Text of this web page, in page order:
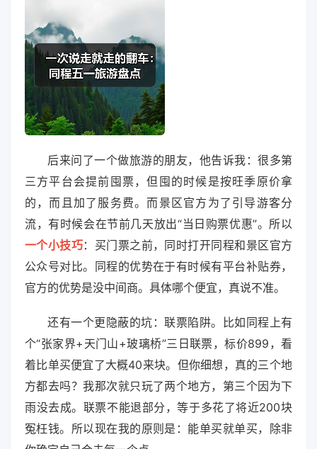
后来问了一个做旅游的朋友，他告诉我：很多第
三方平台会提前囤票，但囤的时候是按旺季原价拿
的，而且加了服务费。而景区官方为了引导游客分
流，有时候会在节前几天放出“当日购票优惠”。所以
一个小技巧：买门票之前，同时打开同程和景区官方
公众号对比。同程的优势在于有时候有平台补贴券，
官方的优势是没中间商。具体哪个便宜，真说不准。
还有一个更隐蔽的坑：联票陷阱。比如同程上有
个“张家界+天门山+玻璃桥”三日联票，标价899，看
着比单买便宜了大概40来块。但你细想，真的三个地
方都去吗？我那次就只玩了两个地方，第三个因为下
雨没去成。联票不能退部分，等于多花了将近200块
冤枉钱。所以现在我的原则是：能单买就单买，除非